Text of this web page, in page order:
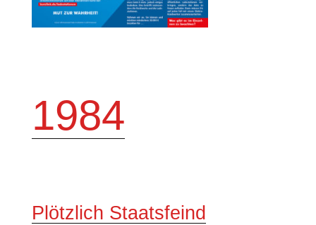
1984
Plötzlich Staatsfeind